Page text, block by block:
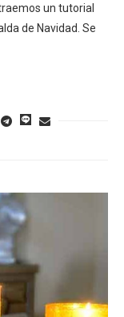
un tutorial
de Navidad. Se